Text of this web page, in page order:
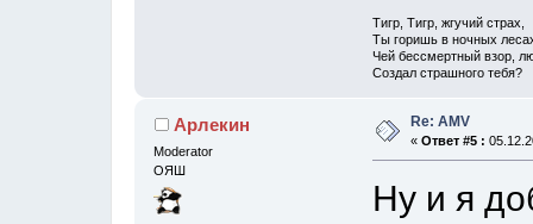
Тигр, Тигр, жгучий страх,
Ты горишь в ночных
Чей бессмертный взор,
Создал страшного тебя?
Арлекин
Moderator
ОЯШ
Re: AMV
« Ответ #5 :
Ну и я